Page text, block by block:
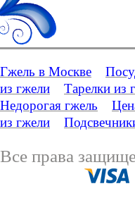
Гжель в Москве
из гжели
Тарелки из
Недорогая гжель
из гжели
Все права